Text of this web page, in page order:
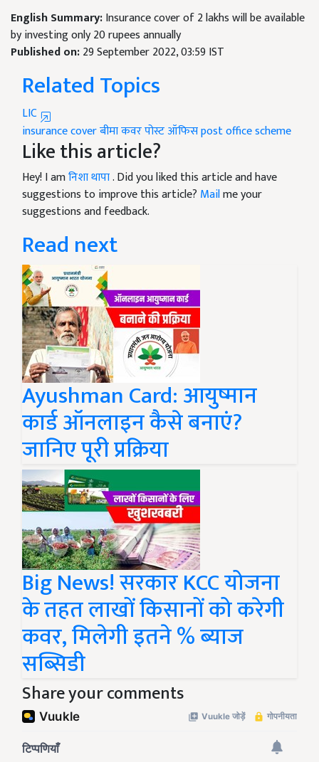
English Summary:Insurance cover of 2 lakhs will be available
by investing only 20 rupees annually
Published on:29 September 2022, 03:59 IST
Related Topics
LIC
insurance coverबीमा कवरपोस्ट ऑफिसpost office scheme
Like this article?
Hey! I amनिशा थापा. Did you liked this article and have
suggestions to improve this article? Mailme your
suggestions and feedback.
Read next
Ayushman Card: आयुष्मान
कार्ड ऑनलाइन कैसे बनाएं?
जानिए पूरी प्रक्रिया
Big News! सरकार KCC योजना
के तहत लाखों किसानों को करेगी
कवर, मिलेगी इतने % ब्याज
सब्सिडी
Share your comments